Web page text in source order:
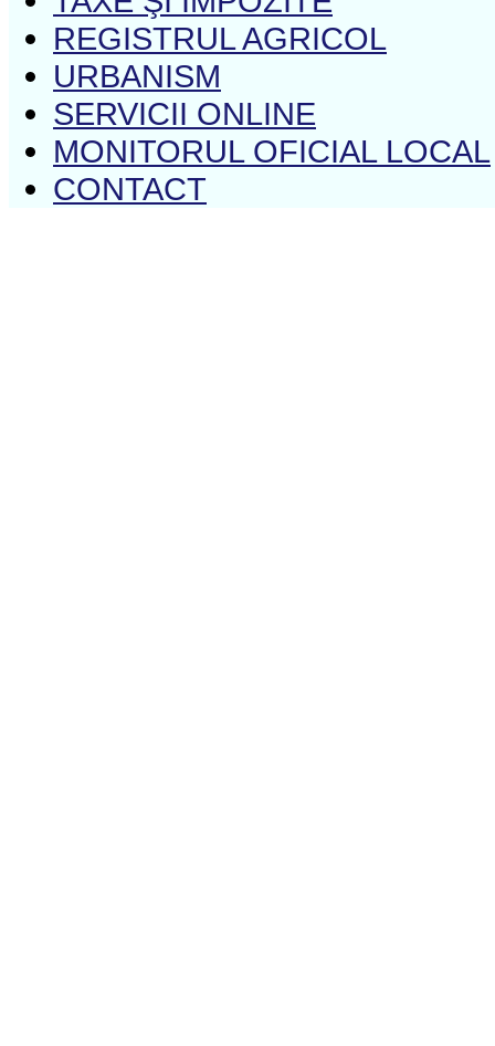
REGISTRUL AGRICOL
URBANISM
SERVICII ONLINE
MONITORUL OFICIAL LOCAL
CONTACT